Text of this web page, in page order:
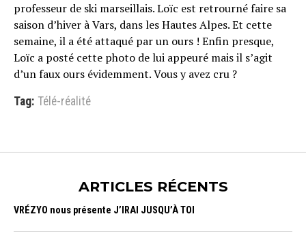
professeur de ski marseillais. Loïc est retrourné faire sa
saison d’hiver à Vars, dans les Hautes Alpes. Et cette
semaine, il a été attaqué par un ours ! Enfin presque,
Loïc a posté cette photo de lui appeuré mais il s’agit
d’un faux ours évidemment. Vous y avez cru ?
Tag: Télé-réalité
ARTICLES RÉCENTS
VRÉZYO nous présente J’IRAI JUSQU’À TOI